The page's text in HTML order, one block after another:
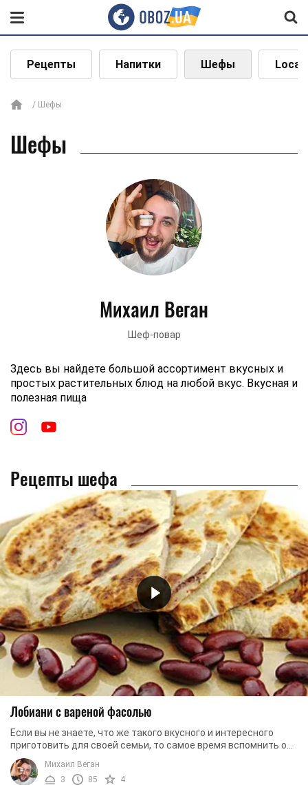
Рецепты Напитки Шефы Local
Шефы
Шефы
Михаил Веган
Шеф-повар
Здесь вы найдете большой ассортимент вкусных и
простых растительных блюд на любой вкус. Вкусная и
полезная пища
Рецепты шефа
Лобиани с вареной фасолью
Если вы не знаете, что же такого вкусного и интересного
приготовить для своей семьи, то самое время вспомнить о
том, что в грузинской кухне есть ...
Михаил Веган
3
85 4